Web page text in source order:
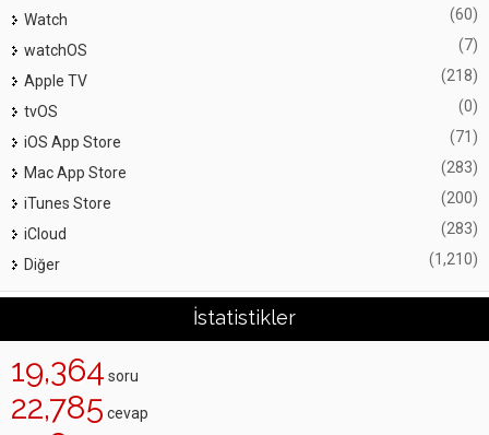
Watch (60)
watchOS (7)
Apple TV (218)
tvOS (0)
iOS App Store (71)
Mac App Store (283)
iTunes Store (200)
iCloud (283)
Diğer (1,210)
İstatistikler
19,364 soru
22,785 cevap